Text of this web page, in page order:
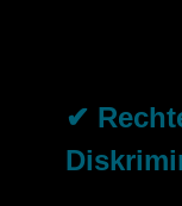
✔